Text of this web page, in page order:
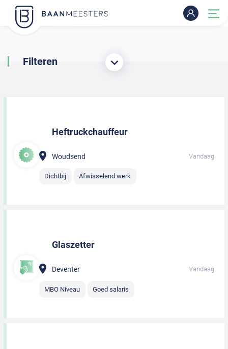
Filteren
Heftruckchauffeur
Woudsend Vandaag
Dichtbij Afwisselend werk
Glaszetter
Deventer Vandaag
MBO Niveau Goed salaris